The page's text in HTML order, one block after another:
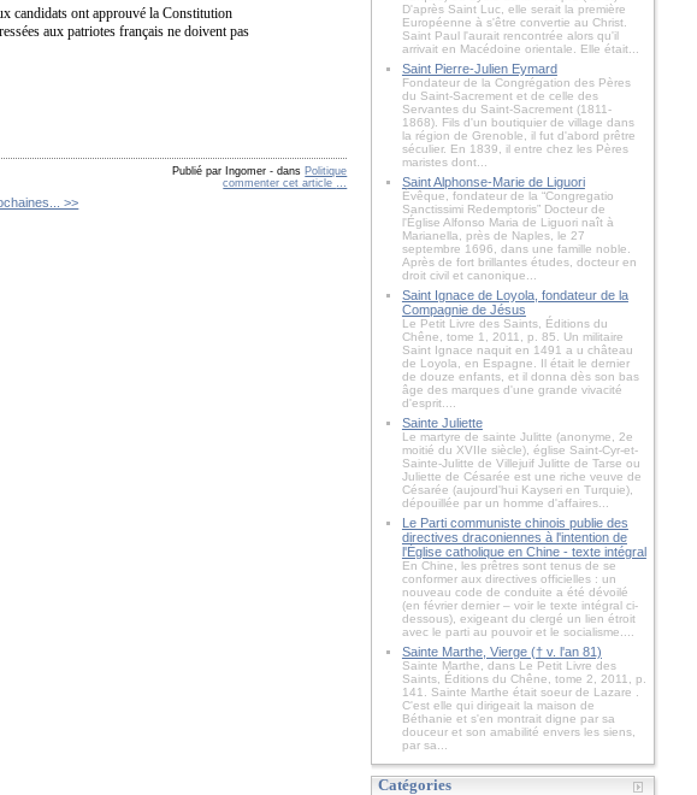
candidats ont approuvé la Constitution
aux patriotes français ne doivent pas
Publié par Ingomer - dans Politique
commenter cet article
>>
D'après Saint Luc, elle serait la première
Européenne à s'être convertie au Christ.
Saint Paul l'aurait rencontrée alors qu'il
arrivait en Macédoine orientale. Elle était...
Saint Pierre-Julien Eymard
Fondateur de la Congrégation des Pères
du Saint-Sacrement et de celle des
Servantes du Saint-Sacrement (1811-
1868). Fils d'un boutiquier de village dans
la région de Grenoble, il fut d'abord prêtre
séculier. En 1839, il entre chez les Pères
maristes dont...
Saint Alphonse-Marie de Liguori
Évêque, fondateur de la “Congregatio
Sanctissimi Redemptoris” Docteur de
l'Église Alfonso Maria de Liguori naît à
Marianella, près de Naples, le 27
septembre 1696, dans une famille noble.
Après de fort brillantes études, docteur en
droit civil et canonique...
Saint Ignace de Loyola, fondateur de la
Compagnie de Jésus
Le Petit Livre des Saints, Éditions du
Chêne, tome 1, 2011, p. 85. Un militaire
Saint Ignace naquit en 1491 a u château
de Loyola, en Espagne. Il était le dernier
de douze enfants, et il donna dès son bas
âge des marques d'une grande vivacité
d'esprit....
Sainte Juliette
Le martyre de sainte Julitte (anonyme, 2e
moitié du XVIIe siècle), église Saint-Cyr-et-
Sainte-Julitte de Villejuif Julitte de Tarse ou
Juliette de Césarée est une riche veuve de
Césarée (aujourd'hui Kayseri en Turquie),
dépouillée par un homme d'affaires...
Le Parti communiste chinois publie des
directives draconiennes à l'intention de
l'Église catholique en Chine - texte intégral
En Chine, les prêtres sont tenus de se
conformer aux directives officielles : un
nouveau code de conduite a été dévoilé
(en février dernier – voir le texte intégral ci-
dessous), exigeant du clergé un lien étroit
avec le parti au pouvoir et le socialisme....
Sainte Marthe, Vierge († v. l'an 81)
Sainte Marthe, dans Le Petit Livre des
Saints, Éditions du Chêne, tome 2, 2011, p.
141. Sainte Marthe était soeur de Lazare .
C'est elle qui dirigeait la maison de
Béthanie et s'en montrait digne par sa
douceur et son amabilité envers les siens,
par sa...
Catégories